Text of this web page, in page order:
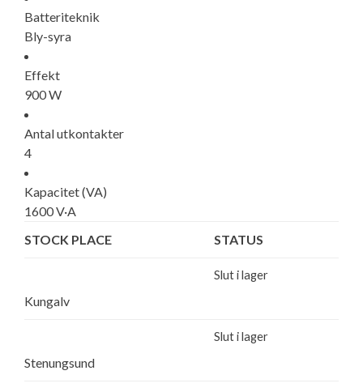
Batteriteknik
Bly-syra
Effekt
900 W
Antal utkontakter
4
Kapacitet (VA)
1600 V·A
STOCK PLACE
STATUS
Kungalv
Slut i lager
Stenungsund
Slut i lager